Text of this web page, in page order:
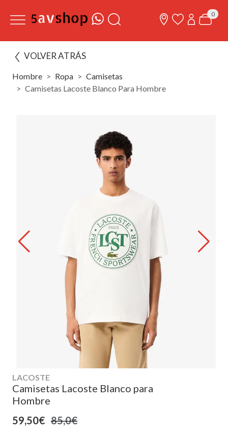
0
VOLVER ATRÁS
Hombre Ropa
Camisetas
Camisetas Lacoste Blanco Para Hombre
LACOSTE
Camisetas Lacoste Blanco para
Hombre
59,50€ 85,0€